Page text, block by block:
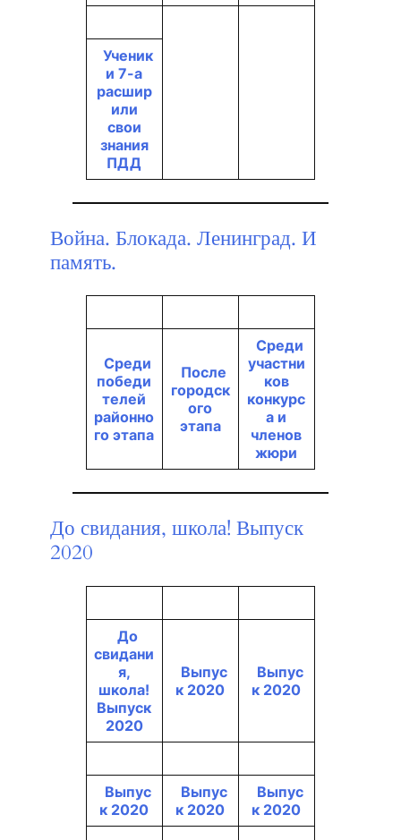
Ученик
и 7-а
расшир
или
свои
знания
ПДД
Война. Блокада. Ленинград. И
память.
Среди
победи
телей
районно
го этапа
После
городск
ого
этапа
Среди
участни
ков
конкурс
а и
членов
жюри
До свидания, школа! Выпуск
2020
До
свидани
я,
школа!
Выпуск
2020
Выпус
к 2020
Выпус
к 2020
Выпус
к 2020
Выпус
к 2020
Выпус
к 2020